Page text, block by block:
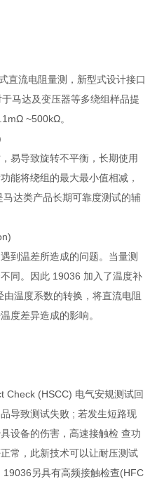
直流电阻量测，新型式设计接口
马达及变压器等多绕组样品提
~500kΩ。
易导致旋转不平衡，长期使用
能将绕组的最大最小值相减，
达类产品长期可靠度测试的辅
到温差所造成的问题。当量测
同。因此 19036 加入了温度补
温度系数的转换，将直流电阻
度差异造成的影响。
Check (HSCC) 电气安规测试回
导致测试失败 ; 若发生短路现
设备的伤害，高速接触检 查功
常，此新技术可以让耐压测试
另具有高频接触检查(HFC